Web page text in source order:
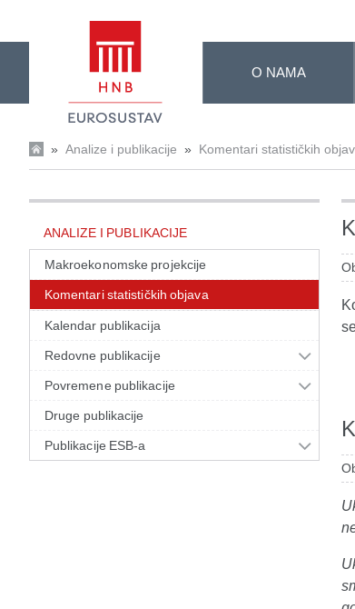
O NAMA
» Analize i publikacije » Komentari statističkih
ANALIZE I PUBLIKACIJE
Makroekonomske projekcije
Komentari statističkih objava
Kalendar publikacija
Redovne publikacije
Povremene publikacije
Druge publikacije
Publikacije ESB-a